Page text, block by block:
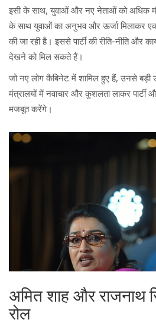
इसी के साथ, युवाओं और नए नेताओं को अधिक
के साथ युवाओं का अनुभव और ऊर्जा मिलाकर
की जा रही है। इससे पार्टी की रीति-नीति और
देखने को मिल सकते हैं।
जो नए लोग कैबिनेट में शामिल हुए हैं, उनसे
मंत्रालयों में नवाचार और कुशलता लाकर
मजबूत करेंगे।
अमित शाह और राजनाथ
रोल